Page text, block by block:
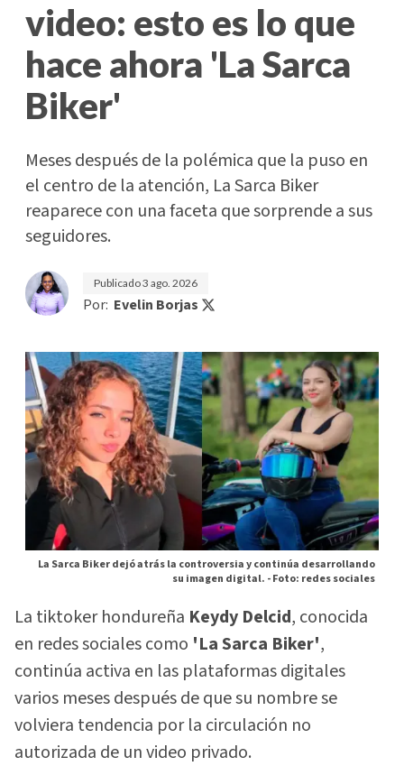
video: esto es lo que
hace ahora 'La Sarca
Biker'
Meses después de la polémica que la puso en
el centro de la atención, La Sarca Biker
reaparece con una faceta que sorprende a sus
seguidores.
Publicado3 ago. 2026
Por: Evelin Borjas
La Sarca Biker dejó atrás la controversia y continúa desarrollando
su imagen digital. -Foto: redes sociales
La tiktoker hondureña Keydy Delcid, conocida
en redes sociales como 'La Sarca Biker',
continúa activa en las plataformas digitales
varios meses después de que su nombre se
volviera tendencia por la circulación no
autorizada de un video privado.